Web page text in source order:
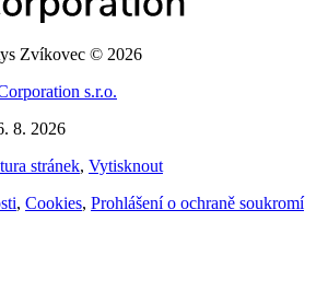
Zvíkovec © 2026
s.r.o.
8. 2026
stránek, Vytisknout
, Cookies, Prohlášení o ochraně soukromí